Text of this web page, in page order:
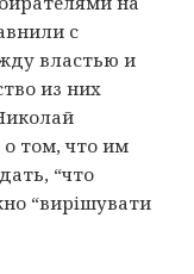
с
властью и
из них
о том, что им
“что
“вирiшувати